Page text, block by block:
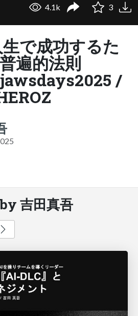
4.1k 3
で成功するた
遍的法則
/
吉田真吾